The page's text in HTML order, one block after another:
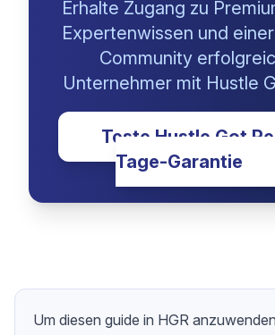
Bereit, deine
Traeume in
Realitaet zu
verwandeln?
Erhalte Zugang zu
Teste Hustle Got